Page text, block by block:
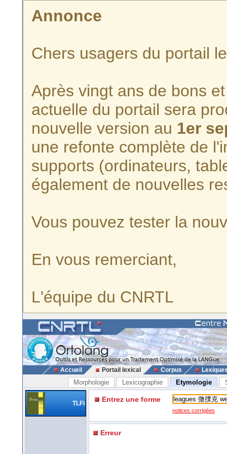
Annonce
Chers usagers du portail
Après vingt ans de bons
actuelle du portail sera
nouvelle version au 1er
une refonte complète de
supports (ordinateurs,
également de nouvelles
Vous pouvez tester la
En vous remerciant,
L'équipe du CNRTL
Accueil Portail lexical Corpus
Morphologie Lexicographie Etymologie
TLFi Entrez une forme
notices corrigées
Erreur